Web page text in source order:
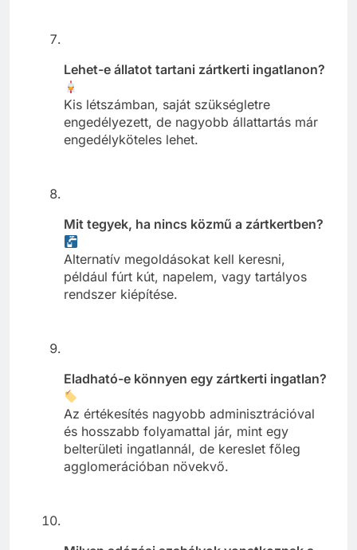
Lehet-e állatot tartani zártkerti ingatlanon?
Kis létszámban, saját szükségletre
engedélyezett, de nagyobb állattartás már
engedélyköteles lehet.
Mit tegyek, ha nincs közmű a zártkertben?
Alternatív megoldásokat kell keresni,
például fúrt kút, napelem, vagy tartályos
rendszer kiépítése.
Eladható-e könnyen egy zártkerti ingatlan?
Az értékesítés nagyobb adminisztrációval
és hosszabb folyamattal jár, mint egy
belterületi ingatlannál, de kereslet főleg
agglomerációban növekvő.